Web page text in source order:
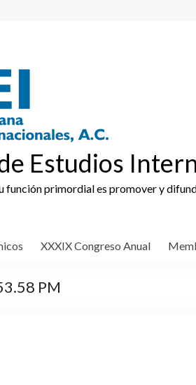
Estudios
función primordial es promover y
XXXIX Congreso Anual
PM